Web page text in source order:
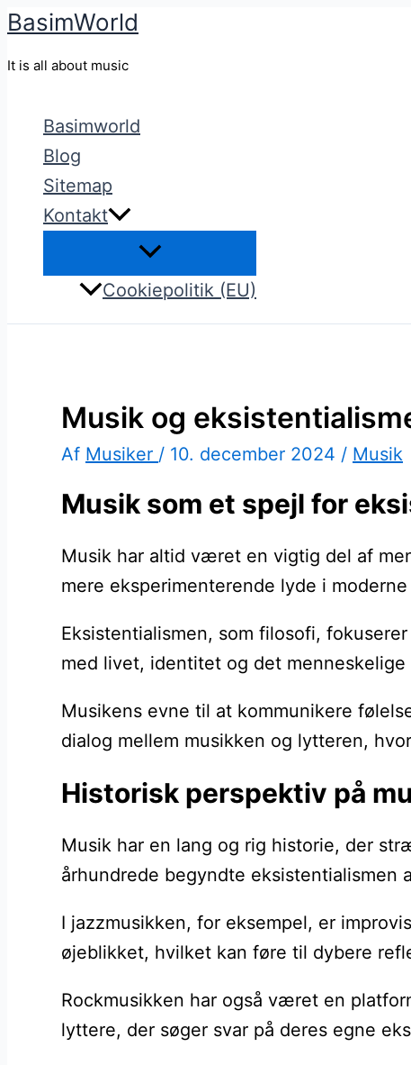
Gå
BasimWorld
It is all about music
Basimworld
Blog
Sitemap
Kontakt
Cookiepolitik (EU)
Musik og
Af Musiker / 10. december 2024 / Musik
Musik som et spejl for
Musik har altid været en vigtig del af
mere eksperimenterende lyde i
Eksistentialismen, som filosofi,
med livet, identitet og det
Musikens evne til at kommunikere
dialog mellem musikken og lytteren,
Historisk perspektiv på
Musik har en lang og rig historie, der
århundrede begyndte
I jazzmusikken, for eksempel, er
øjeblikket, hvilket kan føre til dybere
Rockmusikken har også været en
lyttere, der søger svar på deres egne